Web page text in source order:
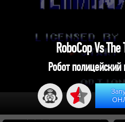
RoboCop Vs
Робот
4